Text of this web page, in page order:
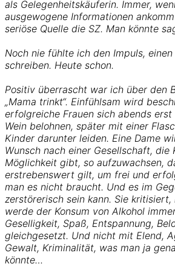
als Gelegenheitskäuferin. Immer,
ausgewogene Informationen
seriöse Quelle die SZ. Man könnte
Noch nie fühlte ich den Impuls,
schreiben. Heute schon.
Positiv überrascht war ich über den
„Mama trinkt“. Einfühlsam wird
erfolgreiche Frauen sich abends
Wein belohnen, später mit einer
Kinder darunter leiden. Eine Dame
Wunsch nach einer Gesellschaft, die
Möglichkeit gibt, so aufzuwachsen,
erstrebenswert gilt, um frei und
man es nicht braucht. Und es im
zerstörerisch sein kann. Sie kritisiert,
werde der Konsum von Alkohol
Geselligkeit, Spaß, Entspannung,
gleichgesetzt. Und nicht mit Elend,
Gewalt, Kriminalität, was man ja
könnte…